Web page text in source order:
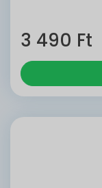
3 490 Ft